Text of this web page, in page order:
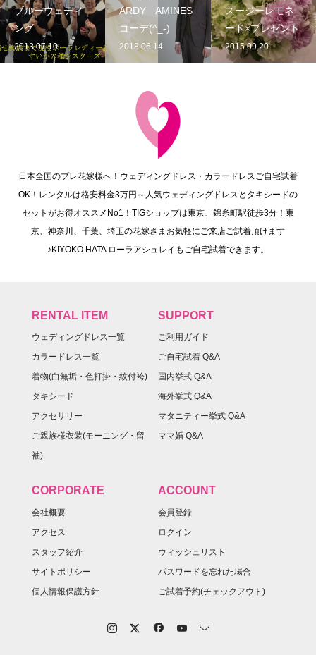
ブルーウェディ
ング
2013.07.10
ARDY AMINES
コーデ(^_-)
2018.06.14
スージーレモネ
ード×プレゼント
2015.09.20
日本全国のプレ花嫁様へ！ウェディングドレス・カラードレスご自宅試着
OK！レンタルは格安料金3万円～人気ウェディングドレスとタキシードの
セットがお得オススメNo1！TIGショップは東京、錦糸町駅徒歩3分！東
京、神奈川、千葉、埼玉の花嫁さまお気軽にご来店ご試着頂けます
♪KIYOKO HATA ローラアシュレイもご自宅試着できます。
RENTAL ITEM
ウェディングドレス一覧
カラードレス一覧
着物(白無垢・色打掛・紋付袴)
タキシード
アクセサリー
ご親族様衣装(モーニング・留
袖)
SUPPORT
ご利用ガイド
ご自宅試着 Q&A
国内挙式 Q&A
海外挙式 Q&A
マタニティー挙式 Q&A
ママ婚 Q&A
CORPORATE
会社概要
アクセス
スタッフ紹介
サイトポリシー
個人情報保護方針
ACCOUNT
会員登録
ログイン
ウィッシュリスト
パスワードを忘れた場合
ご試着予約(チェックアウト)